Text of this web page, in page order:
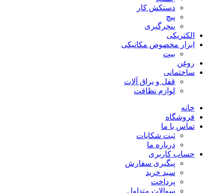
دستکش کار
پیچ
پنچرگیری
الکتریکی
ابزار مخصوص مکانیکی
بیت
روغن
ساختمانی
قفل و یراق آلات
لوازم نظافت
خانه
فروشگاه
تماس با ما
ثبت شکایات
درباره ما
حساب کاربری
پیگیری سفارش
سبد خرید
پرداخت
سوالات متداول